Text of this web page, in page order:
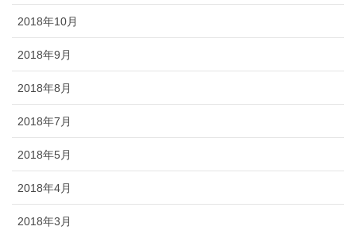
2018年10月
2018年9月
2018年8月
2018年7月
2018年5月
2018年4月
2018年3月